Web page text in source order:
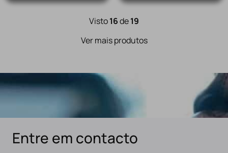
Visto16de19
Ver mais produtos
Entre em contacto